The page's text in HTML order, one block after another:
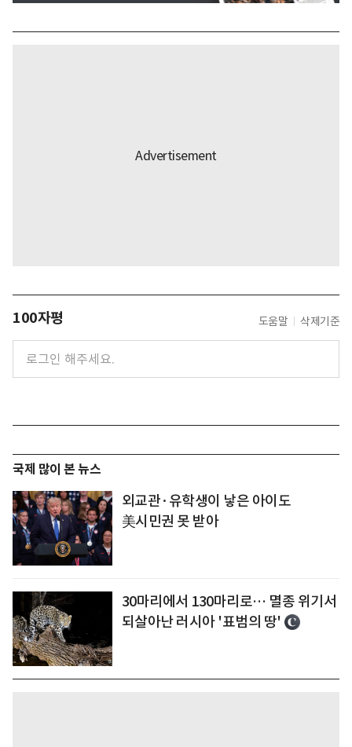
100자평 도움말 삭제기준
국제 많이 본 뉴스
외교관·유학생이 낳은 아이도
美시민권 못 받아
30마리에서 130마리로… 멸종 위기서
되살아난 러시아 '표범의 땅'